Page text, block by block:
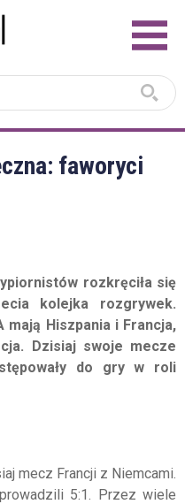
faworyci
rozkręciła się
kolejka rozgrywek.
Hiszpania i Francja,
Dzisiaj swoje mecze
do gry w roli
mecz Francji z Niemcami.
5:1. Przez wiele